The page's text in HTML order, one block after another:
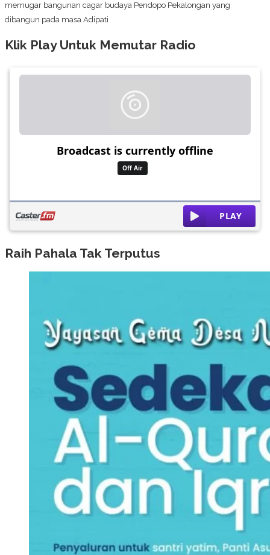
memugar bangunan cagar budaya Pendopo Pekalongan yang
dibangun pada masa Adipati
Klik Play Untuk Memutar Radio
Raih Pahala Tak Terputus